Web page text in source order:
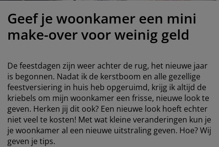
en accessoires
en strijken
Geef je woonkamer een mini
make-over voor weinig geld
De feestdagen zijn weer achter de rug, het nieuwe jaar
is begonnen. Nadat ik de kerstboom en alle gezellige
feestversiering in huis heb opgeruimd, krijg ik altijd de
kriebels om mijn woonkamer een frisse, nieuwe look te
geven. Herken jij dit ook? Een nieuwe look hoeft echter
niet veel te kosten! Met wat kleine veranderingen kun je
je woonkamer al een nieuwe uitstraling geven. Hoe? Wij
geven je tips.